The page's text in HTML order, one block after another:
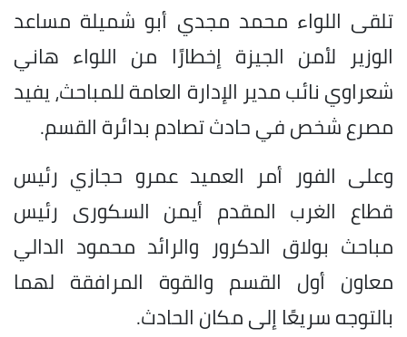
تلقى اللواء محمد مجدي أبو شميلة مساعد
الوزير لأمن الجيزة إخطارًا من اللواء هاني
شعراوي نائب مدير الإدارة العامة للمباحث، يفيد
مصرع شخص في حادث تصادم بدائرة القسم.
وعلى الفور أمر العميد عمرو حجازي رئيس
قطاع الغرب المقدم أيمن السكورى رئيس
مباحث بولاق الدكرور والرائد محمود الدالي
معاون أول القسم والقوة المرافقة لهما
بالتوجه سريعًا إلى مكان الحادث.